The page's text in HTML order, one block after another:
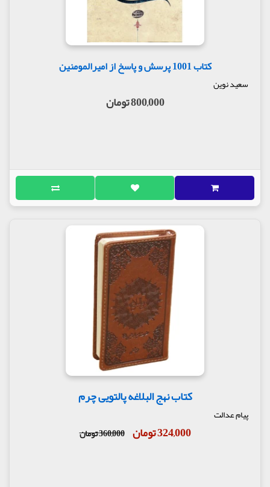
کتاب 1001 پرسش و پاسخ از امیرالمومنین
سعید نوین
800,000 تومان
کتاب نهج البلاغه پالتویی چرم
پیام عدالت
324,000 تومان 360,000 تومان